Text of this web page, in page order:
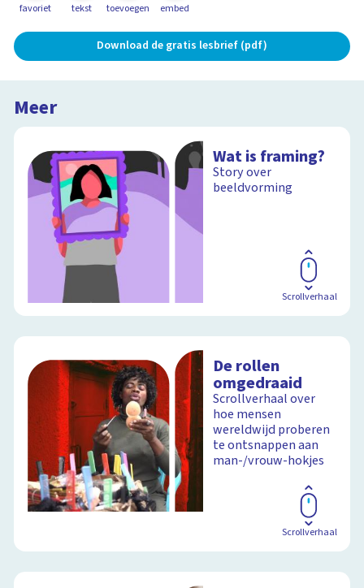
favoriet tekst toevoegen embed
Download de gratis lesbrief (pdf)
Meer
Wat is framing?
Story over
beeldvorming
Scrollverhaal
De rollen
omgedraaid
Scrollverhaal over
hoe mensen
wereldwijd proberen
te ontsnappen aan
man-/vrouw-hokjes
Scrollverhaal